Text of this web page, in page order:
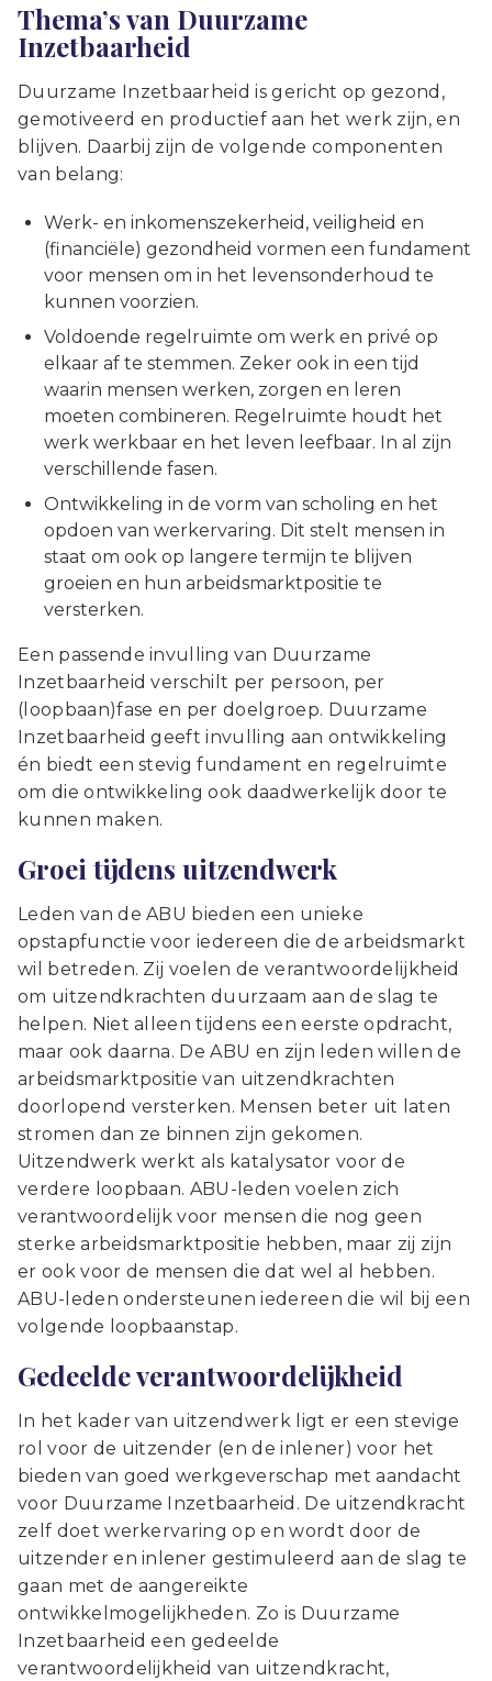
Thema’s van Duurzame
Inzetbaarheid
Duurzame Inzetbaarheid is gericht op gezond,
gemotiveerd en productief aan het werk zijn, en
blijven. Daarbij zijn de volgende componenten
van belang:
Werk- en inkomenszekerheid, veiligheid en
(financiële) gezondheid vormen een fundament
voor mensen om in het levensonderhoud te
kunnen voorzien.
Voldoende regelruimte om werk en privé op
elkaar af te stemmen. Zeker ook in een tijd
waarin mensen werken, zorgen en leren
moeten combineren. Regelruimte houdt het
werk werkbaar en het leven leefbaar. In al zijn
verschillende fasen.
Ontwikkeling in de vorm van scholing en het
opdoen van werkervaring. Dit stelt mensen in
staat om ook op langere termijn te blijven
groeien en hun arbeidsmarktpositie te
versterken.
Een passende invulling van Duurzame
Inzetbaarheid verschilt per persoon, per
(loopbaan)fase en per doelgroep. Duurzame
Inzetbaarheid geeft invulling aan ontwikkeling
én biedt een stevig fundament en regelruimte
om die ontwikkeling ook daadwerkelijk door te
kunnen maken.
Groei tijdens uitzendwerk
Leden van de ABU bieden een unieke
opstapfunctie voor iedereen die de arbeidsmarkt
wil betreden. Zij voelen de verantwoordelijkheid
om uitzendkrachten duurzaam aan de slag te
helpen. Niet alleen tijdens een eerste opdracht,
maar ook daarna. De ABU en zijn leden willen de
arbeidsmarktpositie van uitzendkrachten
doorlopend versterken. Mensen beter uit laten
stromen dan ze binnen zijn gekomen.
Uitzendwerk werkt als katalysator voor de
verdere loopbaan. ABU-leden voelen zich
verantwoordelijk voor mensen die nog geen
sterke arbeidsmarktpositie hebben, maar zij zijn
er ook voor de mensen die dat wel al hebben.
ABU-leden ondersteunen iedereen die wil bij een
volgende loopbaanstap.
Gedeelde verantwoordelijkheid
In het kader van uitzendwerk ligt er een stevige
rol voor de uitzender (en de inlener) voor het
bieden van goed werkgeverschap met aandacht
voor Duurzame Inzetbaarheid. De uitzendkracht
zelf doet werkervaring op en wordt door de
uitzender en inlener gestimuleerd aan de slag te
gaan met de aangereikte
ontwikkelmogelijkheden. Zo is Duurzame
Inzetbaarheid een gedeelde
verantwoordelijkheid van uitzendkracht,